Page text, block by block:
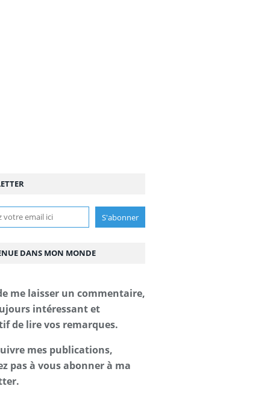
DANS MON MONDE
me laisser un commentaire,
intéressant et
de lire vos remarques.
mes publications,
pas à vous abonner à ma